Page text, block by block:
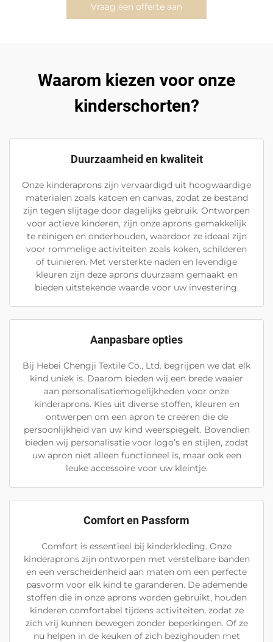
Vraag een offerte aan
Waarom kiezen voor onze
kinderschorten?
Duurzaamheid en kwaliteit
Onze kinderaprons zijn vervaardigd uit hoogwaardige
materialen zoals katoen en canvas, zodat ze bestand
zijn tegen slijtage door dagelijks gebruik. Ontworpen
voor actieve kinderen, zijn onze aprons gemakkelijk
te reinigen en onderhouden, waardoor ze ideaal zijn
voor rommelige activiteiten zoals koken, schilderen
of tuinieren. Met versterkte naden en levendige
kleuren zijn deze aprons duurzaam gemaakt en
bieden uitstekende waarde voor uw investering.
Aanpasbare opties
Bij Hebei Chengji Textile Co., Ltd. begrijpen we dat elk
kind uniek is. Daarom bieden wij een brede waaier
aan personalisatiemogelijkheden voor onze
kinderaprons. Kies uit diverse stoffen, kleuren en
ontwerpen om een apron te creëren die de
persoonlijkheid van uw kind weerspiegelt. Bovendien
bieden wij personalisatie voor logo’s en stijlen, zodat
uw apron niet alleen functioneel is, maar ook een
leuke accessoire voor uw kleintje.
Comfort en Passform
Comfort is essentieel bij kinderkleding. Onze
kinderaprons zijn ontworpen met verstelbare banden
en een verscheidenheid aan maten om een perfecte
pasvorm voor elk kind te garanderen. De ademende
stoffen die in onze aprons worden gebruikt, houden
kinderen comfortabel tijdens activiteiten, zodat ze
zich vrij kunnen bewegen zonder beperkingen. Of ze
nu helpen in de keuken of zich bezighouden met